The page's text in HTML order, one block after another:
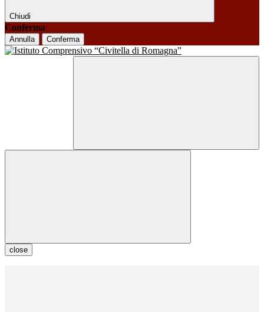
Chiudi
Conferma
Annulla Conferma
close